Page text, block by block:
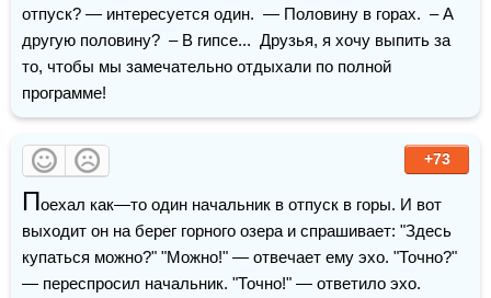
отпуск? — интересуется один.  — Половину в горах.  – А
другую половину?  – В гипсе...  Друзья, я хочу выпить за
то, чтобы мы замечательно отдыхали по полной
программе!
+73
Поехал как—то один начальник в отпуск в горы. И вот
выходит он на берег горного озера и спрашивает: "Здесь
купаться можно?" "Можно!" — отвечает ему эхо. "Точно?"
— переспросил начальник. "Точно!" — ответило эхо.